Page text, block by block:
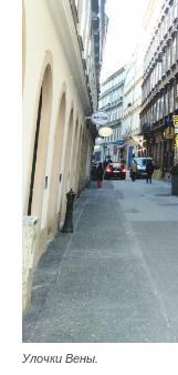
Улочки Вены.